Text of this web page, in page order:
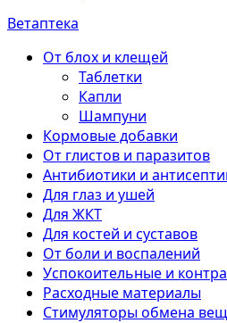
Ветаптека
От блох и клещей
Таблетки
Капли
Шампуни
Кормовые добавки
От глистов и паразитов
Антибиотики и
Для глаз и ушей
Для ЖКТ
Для костей и суставов
От боли и воспалений
Успокоительные и
Расходные материалы
Стимуляторы обмена